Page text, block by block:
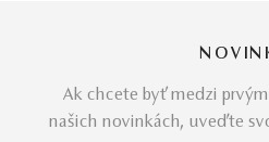
Ak chcete byť medzi
našich novinkách, uveďte